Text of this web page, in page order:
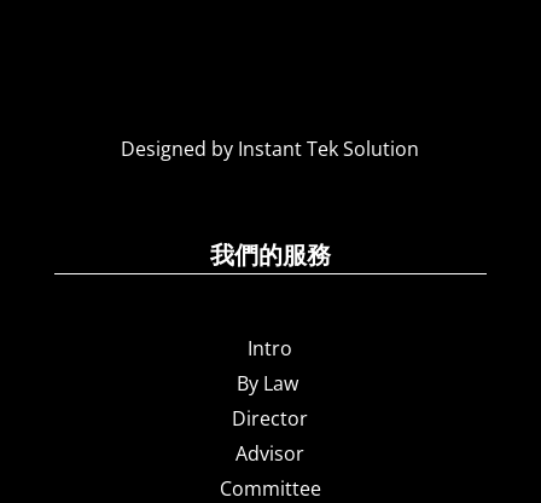
Designed by Instant Tek Solution
我們的服務
Intro
By Law
Director
Advisor
Committee